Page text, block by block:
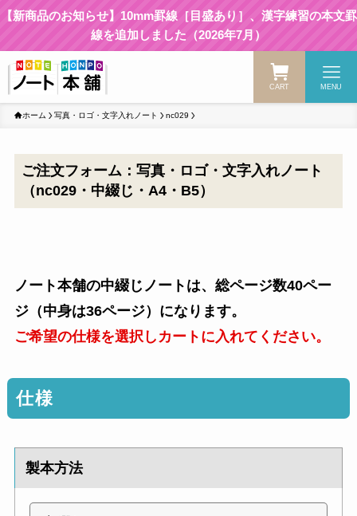
【新商品のお知らせ】10mm罫線［目盛あり］、漢字練習の本文罫
線を追加しました（2026年7月）
CART MENU
ホーム 写真・ロゴ・文字入れノート nc029
ご注文フォーム：写真・ロゴ・文字入れノート
（nc029・中綴じ・A4・B5）
ノート本舗の中綴じノートは、総ページ数40ペー
ジ（中身は36ページ）になります。
ご希望の仕様を選択しカートに入れてください。
仕様
製本方法